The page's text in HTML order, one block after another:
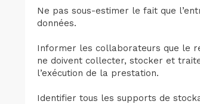
Ne pas sous-estimer le fait que
données.
Informer les collaborateurs que le
ne doivent collecter, stocker et
l’exécution de la prestation.
Identifier tous les supports de